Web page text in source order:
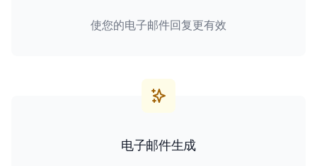
使您的电子邮件回复更有效
电子邮件生成